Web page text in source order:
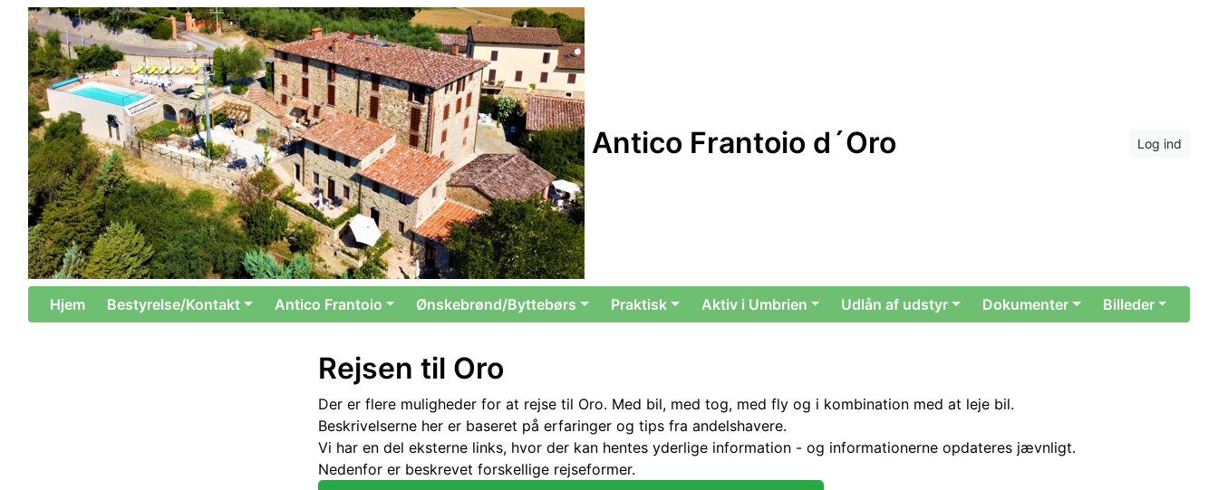
Antico Frantoio d´Oro Log ind
Hjem Bestyrelse/Kontakt Antico Frantoio Ønskebrønd/Byttebørs Praktisk Aktiv i Umbrien Udlån af udstyr Dokumenter Billeder
Rejsen til Oro
Der er flere muligheder for at rejse til Oro. Med bil, med tog, med fly og i kombination med at leje bil.
Beskrivelserne her er baseret på erfaringer og tips fra andelshavere.
Vi har en del eksterne links, hvor der kan hentes yderlige information - og informationerne opdateres jævnligt.
Nedenfor er beskrevet forskellige rejseformer.